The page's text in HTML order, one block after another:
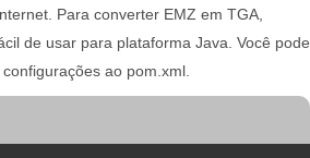
Para converter EMZ em TGA,
de usar para plataforma Java. Você pode
ao pom.xml.